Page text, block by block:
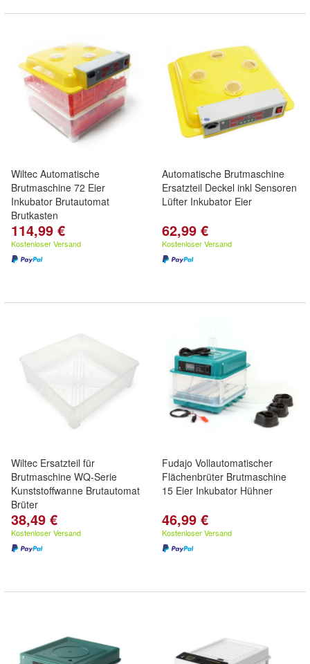
Wiltec Automatische
Brutmaschine 72 Eier
Inkubator Brutautomat
Brutkasten
114,99 €
Kostenloser Versand
Automatische Brutmaschine
Ersatzteil Deckel inkl Sensoren
Lüfter Inkubator Eier
62,99 €
Kostenloser Versand
Wiltec Ersatzteil für
Brutmaschine WQ-Serie
Kunststoffwanne Brutautomat
Brüter
38,49 €
Kostenloser Versand
Fudajo Vollautomatischer
Flächenbrüter Brutmaschine
15 Eier Inkubator Hühner
46,99 €
Kostenloser Versand